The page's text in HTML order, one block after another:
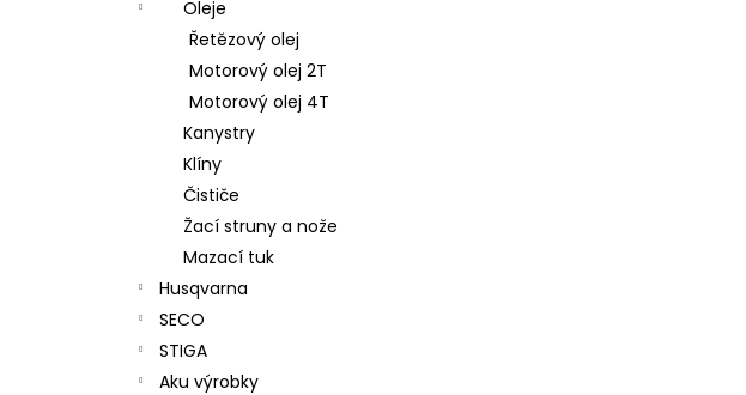
Oleje
Řetězový olej
Motorový olej 2T
Motorový olej 4T
Kanystry
Klíny
Čističe
Žací struny a nože
Mazací tuk
Husqvarna
SECO
STIGA
Aku výrobky